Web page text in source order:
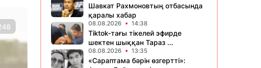
Шавкат Рахмоновтың отбасында
қаралы хабар
08.08.2026 14:38
Tiktok-тағы тікелей эфирде
шектен шыққан Тараз ...
08.08.2026 13:35
«Сараптама бәрін өзгертті»: